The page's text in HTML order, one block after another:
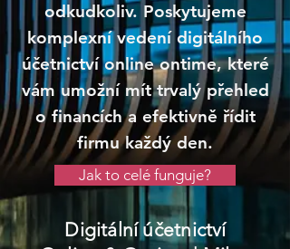
odkudkoliv. Poskytujeme
komplexní vedení digitálního
účetnictví online ontime, které
vám umožní mít trvalý přehled
o financích a efektivně řídit
firmu každý den.
Jak to celé funguje?
Digitální účetnictví